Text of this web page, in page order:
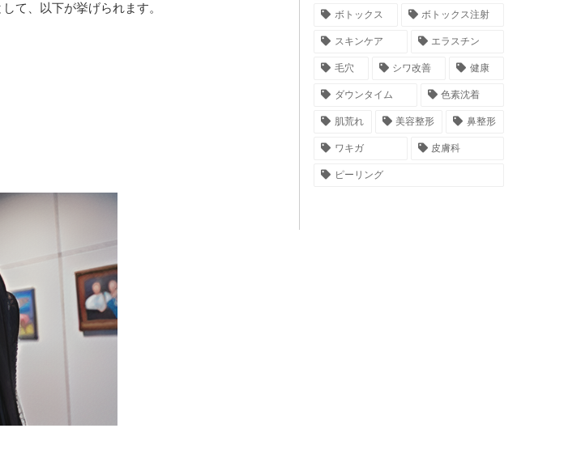
て、以下が挙げられます。
ボトックス ボトックス注射
スキンケア エラスチン
毛穴 シワ改善 健康
ダウンタイム 色素沈着
肌荒れ 美容整形 鼻整形
ワキガ 皮膚科
ピーリング